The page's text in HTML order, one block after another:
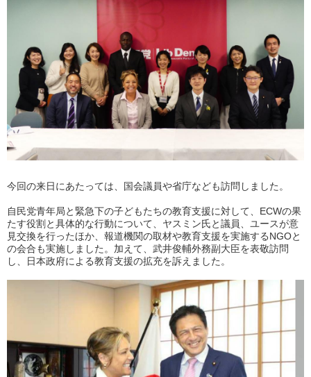
今回の来日にあたっては、国会議員や省庁なども訪問しました。
自民党青年局と緊急下の子どもたちの教育支援に対して、ECWの果
たす役割と具体的な行動について、ヤスミン氏と議員、ユースが意
見交換を行ったほか、報道機関の取材や教育支援を実施するNGOと
の会合も実施しました。加えて、武井俊輔外務副大臣を表敬訪問
し、日本政府による教育支援の拡充を訴えました。